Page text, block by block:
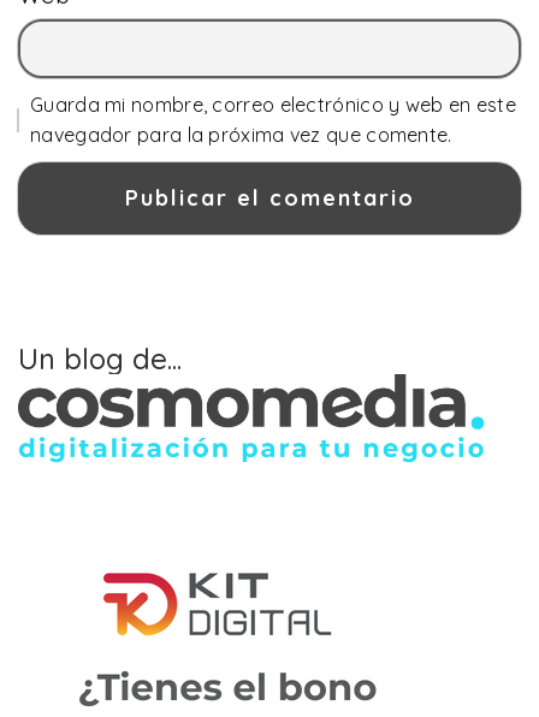
Guarda mi nombre, correo electrónico y web en este
navegador para la próxima vez que comente.
Un blog de...